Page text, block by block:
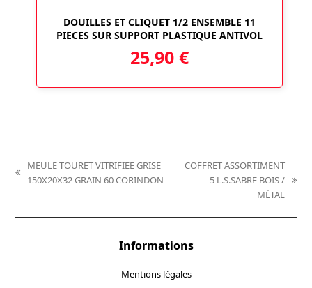
DOUILLES ET CLIQUET 1/2 ENSEMBLE 11
PIECES SUR SUPPORT PLASTIQUE ANTIVOL
25,90 €
previous
MEULE TOURET VITRIFIEE GRISE
150X20X32 GRAIN 60 CORINDON
COFFRET ASSORTIMENT
5 L.S.SABRE BOIS /
MÉTAL
Informations
Mentions légales